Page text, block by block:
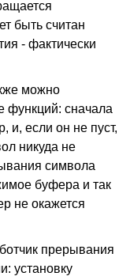
быть считан
- фактически
можно
функций: сначала
и, если он не пуст,
никуда не
символа
буфера и так
не окажется
прерывания
установку